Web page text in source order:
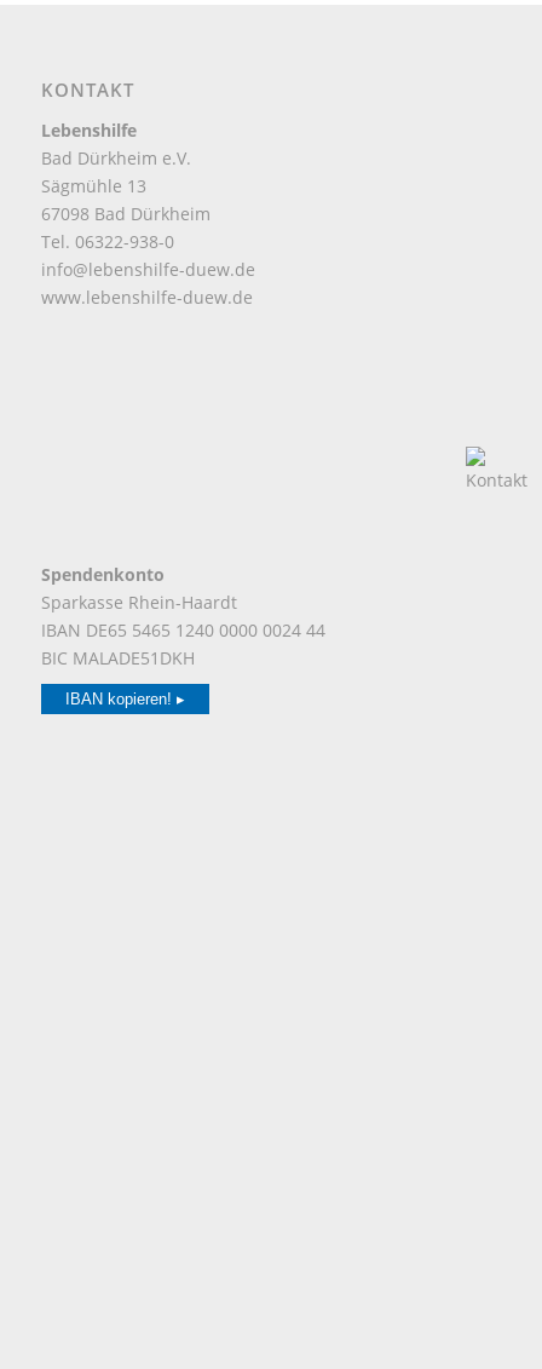
KONTAKT
Lebenshilfe
Bad Dürkheim e.V.
Sägmühle 13
67098 Bad Dürkheim
Tel. 06322-938-0
info@lebenshilfe-duew.de
www.lebenshilfe-duew.de
Spendenkonto
Sparkasse Rhein-Haardt
IBAN DE65 5465 1240 0000 0024 44
BIC MALADE51DKH
IBAN kopieren! ▸